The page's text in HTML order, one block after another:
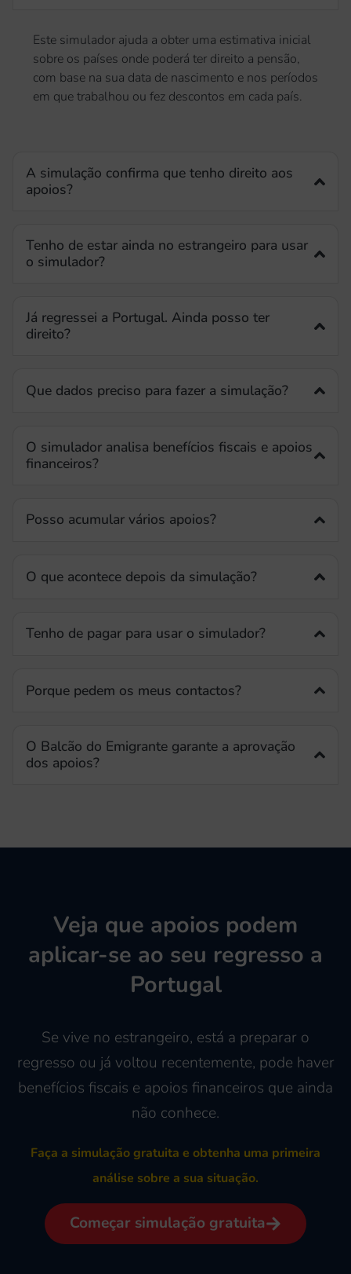
Este simulador ajuda a obter uma estimativa inicial
sobre os países onde poderá ter direito a pensão,
com base na sua data de nascimento e nos períodos
em que trabalhou ou fez descontos em cada país.
A simulação confirma que tenho direito aos
apoios?
Tenho de estar ainda no estrangeiro para usar
o simulador?
Já regressei a Portugal. Ainda posso ter
direito?
Que dados preciso para fazer a simulação?
O simulador analisa benefícios fiscais e apoios
financeiros?
Posso acumular vários apoios?
O que acontece depois da simulação?
Tenho de pagar para usar o simulador?
Porque pedem os meus contactos?
O Balcão do Emigrante garante a aprovação
dos apoios?
Veja que apoios podem
aplicar-se ao seu regresso a
Portugal
Se vive no estrangeiro, está a preparar o
regresso ou já voltou recentemente, pode haver
benefícios fiscais e apoios financeiros que ainda
não conhece.
Faça a simulação gratuita e obtenha uma primeira
análise sobre a sua situação.
Começar simulação gratuita